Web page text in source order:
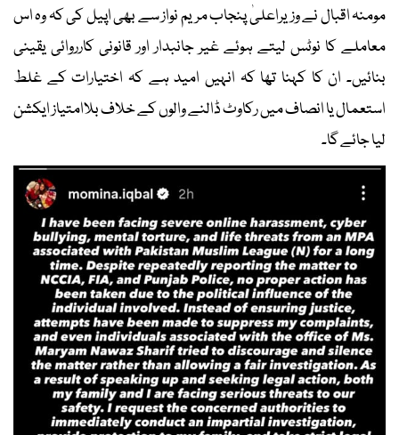
مومنہ اقبال نے وزیراعلیٰ پنجاب مریم نواز سے بھی اپیل کی کہ وہ اس
معاملے کا نوٹس لیتے ہوئے غیر جانبدار اور قانونی کارروائی یقینی
بنائیں۔ ان کا کہنا تھا کہ انہیں امید ہے کہ اختیارات کے غلط
استعمال یا انصاف میں رکاوٹ ڈالنے والوں کے خلاف بلاامتیاز ایکشن
لیا جائے گا۔